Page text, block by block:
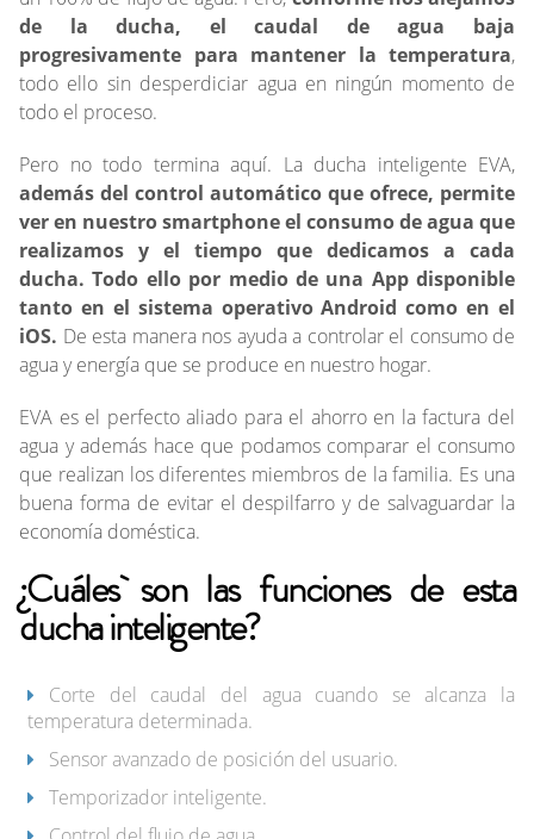
de la ducha, el caudal de agua baja
progresivamente para mantener la temperatura,
todo ello sin desperdiciar agua en ningún momento de
todo el proceso.
Pero no todo termina aquí. La ducha inteligente EVA,
además del control automático que ofrece, permite
ver en nuestro smartphone el consumo de agua que
realizamos y el tiempo que dedicamos a cada
ducha. Todo ello por medio de una App disponible
tanto en el sistema operativo Android como en el
iOS. De esta manera nos ayuda a controlar el consumo de
agua y energía que se produce en nuestro hogar.
EVA es el perfecto aliado para el ahorro en la factura del
agua y además hace que podamos comparar el consumo
que realizan los diferentes miembros de la familia. Es una
buena forma de evitar el despilfarro y de salvaguardar la
economía doméstica.
¿Cuáles son las funciones de esta
ducha inteligente?
Corte del caudal del agua cuando se alcanza la
temperatura determinada.
Sensor avanzado de posición del usuario.
Temporizador inteligente.